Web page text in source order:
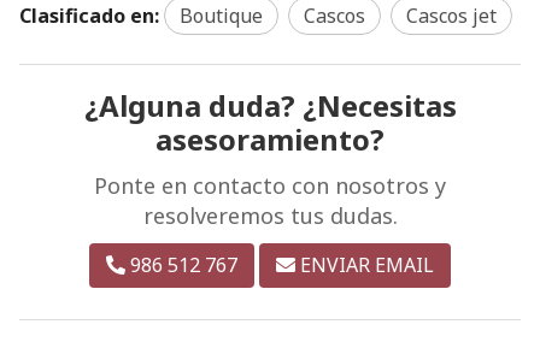
Clasificado en: Boutique Cascos Cascos jet
¿Alguna duda? ¿Necesitas
asesoramiento?
Ponte en contacto con nosotros y
resolveremos tus dudas.
986 512 767 ENVIAR EMAIL